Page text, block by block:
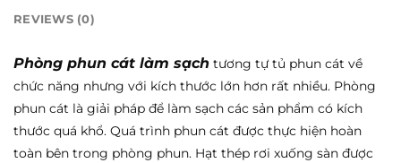
REVIEWS (0)
Phòng phun cát làm sạch tương tự tủ phun cát về
chức năng nhưng với kích thước lớn hơn rất nhiều. Phòng
phun cát là giải pháp để làm sạch các sản phẩm có kích
thước quá khổ. Quá trình phun cát được thực hiện hoàn
toàn bên trong phòng phun. Hạt thép rơi xuống sàn được